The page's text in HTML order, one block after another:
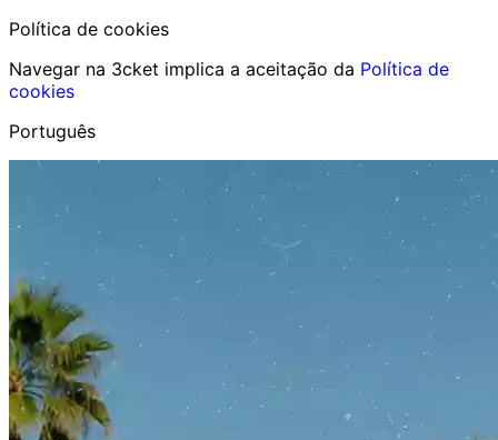
Política de cookies
Navegar na 3cket implica a aceitação da Política de
cookies
Português